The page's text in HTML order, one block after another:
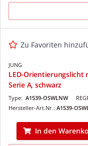
Zu Favoriten
JUNG
LED-
Serie A, schwarz
Type: A1539-OSWLNW
Hersteller-Art.Nr.: A1539-
In den